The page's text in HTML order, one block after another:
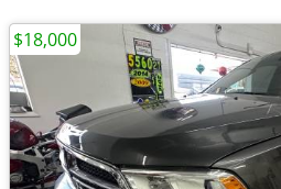
$18,000